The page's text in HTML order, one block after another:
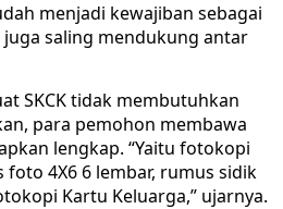
menjadi kewajiban sebagai
saling mendukung antar
SKCK tidak membutuhkan
para pemohon membawa
lengkap. “Yaitu fotokopi
foto 4X6 6 lembar, rumus sidik
Kartu Keluarga,” ujarnya.